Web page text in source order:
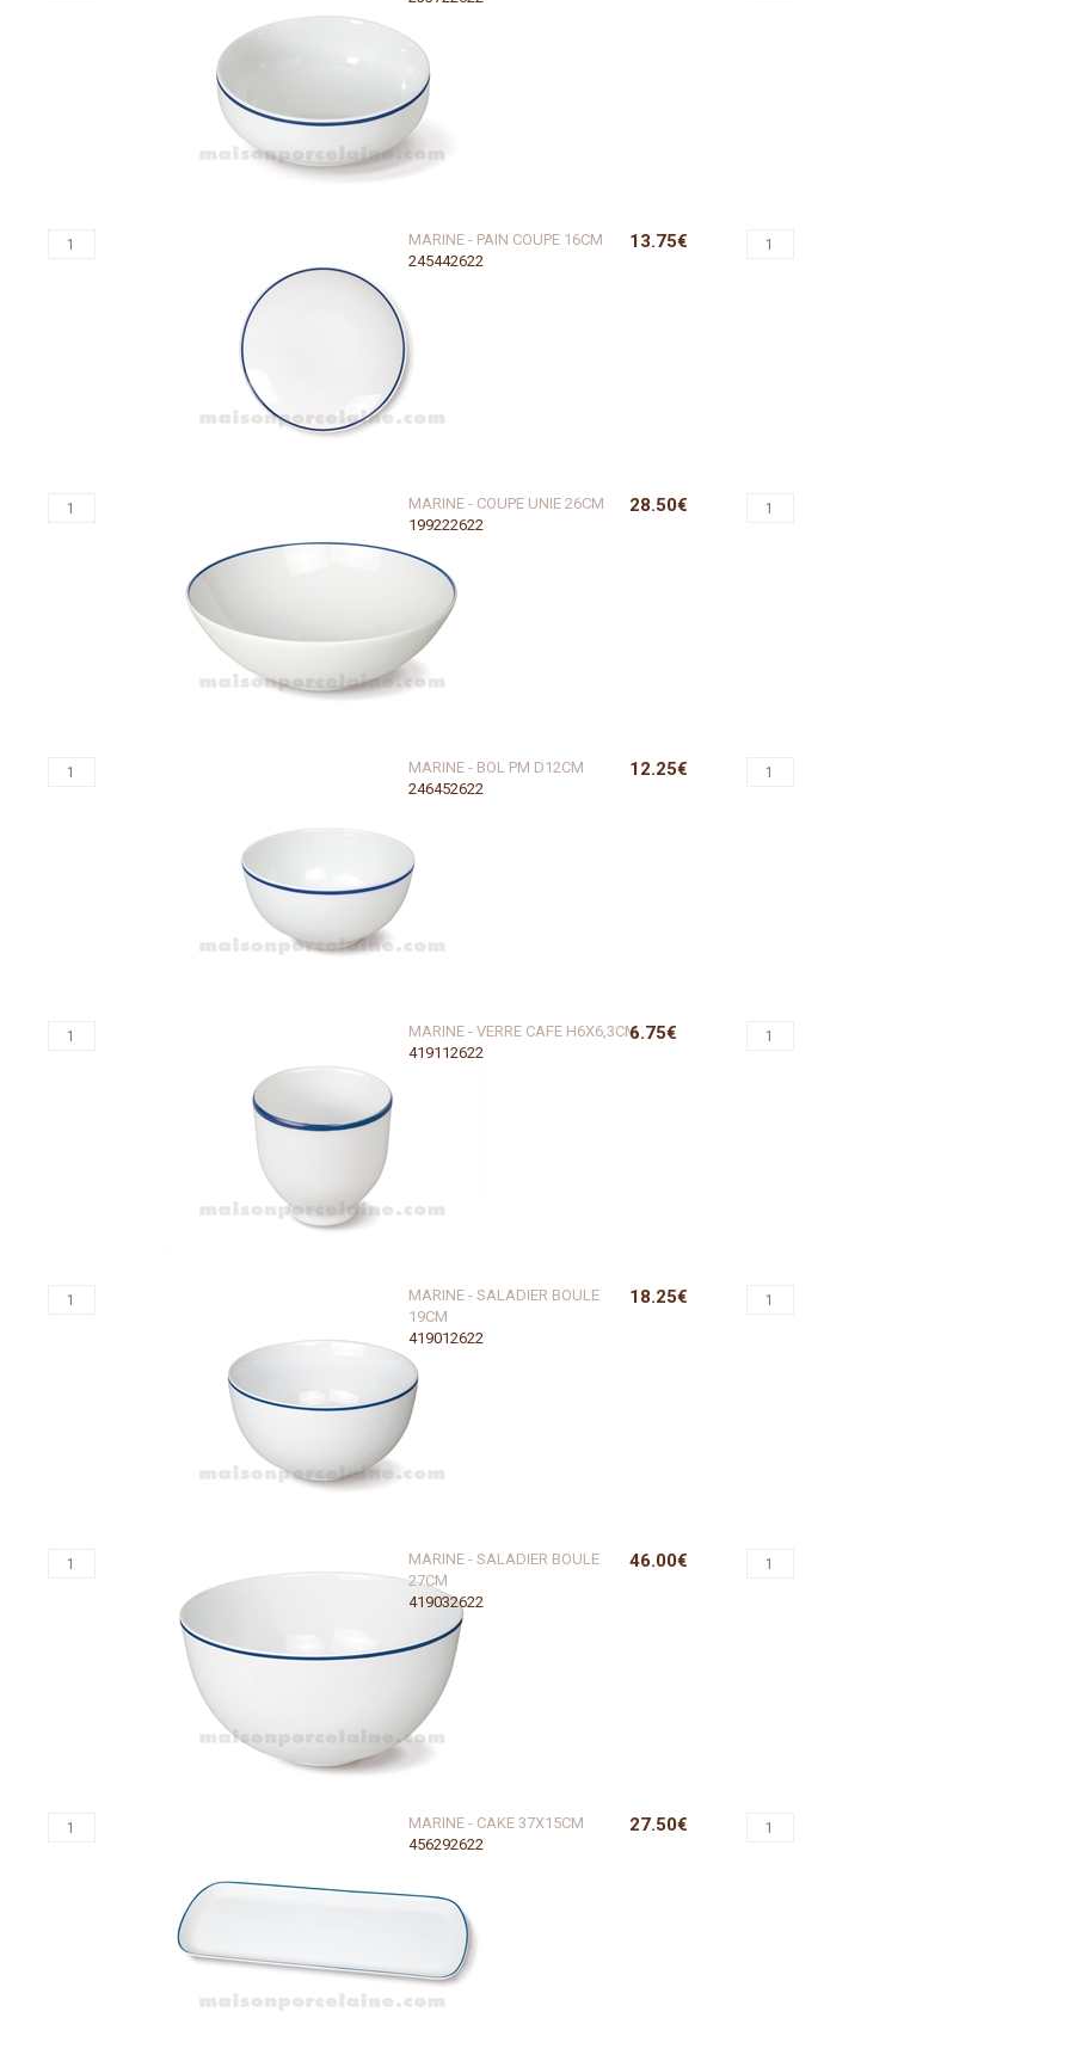
MARINE - PAIN COUPE 16CM
245442622
13.75€
MARINE - COUPE UNIE 26CM
199222622
28.50€
MARINE - BOL PM D12CM
246452622
12.25€
MARINE - VERRE CAFE H6X6,3CM
419112622
6.75€
MARINE - SALADIER BOULE
19CM
419012622
18.25€
MARINE - SALADIER BOULE
27CM
419032622
46.00€
MARINE - CAKE 37X15CM
456292622
27.50€